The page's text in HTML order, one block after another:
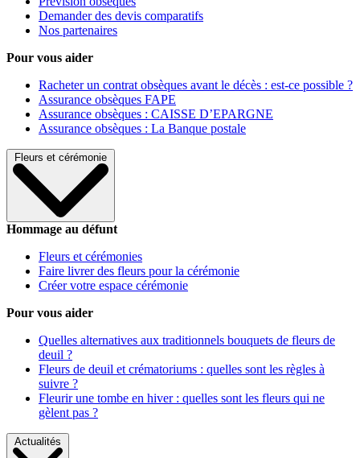
Demander des devis comparatifs
Nos partenaires
Pour vous aider
Racheter un contrat obsèques avant le décès : est-ce possible ?
Assurance obsèques FAPE
Assurance obsèques : CAISSE D’EPARGNE
Assurance obsèques : La Banque postale
Fleurs et cérémonie
Hommage au défunt
Fleurs et cérémonies
Faire livrer des fleurs pour la cérémonie
Créer votre espace cérémonie
Pour vous aider
Quelles alternatives aux traditionnels bouquets de fleurs de
deuil ?
Fleurs de deuil et crématoriums : quelles sont les règles à
suivre ?
Fleurir une tombe en hiver : quelles sont les fleurs qui ne
gèlent pas ?
Actualités